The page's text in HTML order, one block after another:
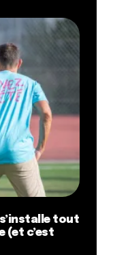
tout
(et c’est